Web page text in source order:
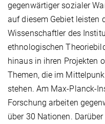
gegenwärtiger sozialer
auf diesem Gebiet leisten
Wissenschaftler des
ethnologischen
hinaus in ihren Projekten
Themen, die im
stehen. Am Max-Planck-
Forschung arbeiten
über 30 Nationen.